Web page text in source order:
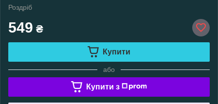
Роздріб
549 ₴
Купити
або
Купити з